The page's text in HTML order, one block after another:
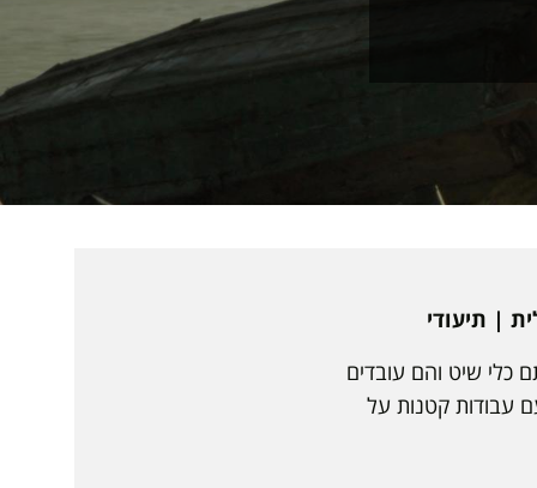
כלי שיט והם עובדים
עבודות קטנות על